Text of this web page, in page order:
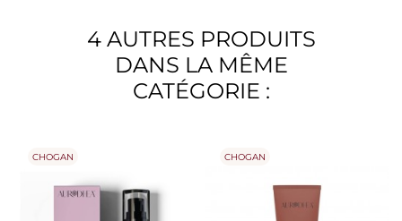
4 AUTRES PRODUITS
DANS LA MÊME
CATÉGORIE :
CHOGAN CHOGAN